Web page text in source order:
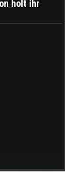
holt ihr